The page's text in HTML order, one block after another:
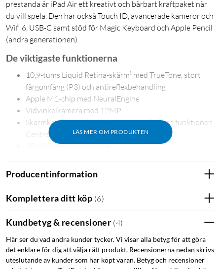
prestanda är iPad Air ett kreativt och bärbart kraftpaket när
du vill spela. Den har också Touch ID, avancerade kameror och
Wifi 6, USB-C samt stöd för Magic Keyboard och Apple Pencil
(andra generationen).
LÄS MER OM PRODUKTEN
De viktigaste funktionerna
10,9-tums Liquid Retina-skärm¹ med TrueTone, stort
färgomfång (P3) och antireflexbehandling
Apple M1-chip med NeuralEngine
Vidvinkelkamera med 12MP
Skärmkamera med 12MP, ultravidvinkel och funktionen
Centrerat
256 GB lagringsutrymme
Stereohögtalare i liggande läge
Batteri som räcker hela dagen⁴
Håll dig uppkopplad med blixtsnabbt wifi 6
Usb-c-port för laddning och tillbehör
Fungerar med Magic Keyboard, Smart Keyboard Folio
och Apple Pencil (andra generationen)³
iPadOS 15 är enastående kraftfullt, enkelt att använda
och utformat för allsidigheten i iPad
Producentinformation
Komplettera ditt köp (6)
Kundbetyg & recensioner (4)
Här ser du vad andra kunder tycker. Vi visar alla betyg för att göra
det enklare för dig att välja rätt produkt. Recensionerna nedan skrivs
uteslutande av kunder som har köpt varan. Betyg och recensioner